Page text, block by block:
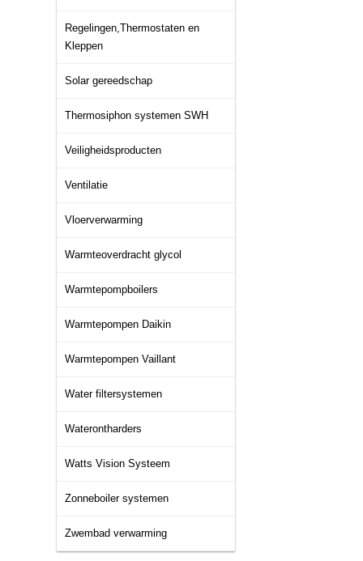
Regelingen,Thermostaten en
Kleppen
Solar gereedschap
Thermosiphon systemen SWH
Veiligheidsproducten
Ventilatie
Vloerverwarming
Warmteoverdracht glycol
Warmtepompboilers
Warmtepompen Daikin
Warmtepompen Vaillant
Water filtersystemen
Waterontharders
Watts Vision Systeem
Zonneboiler systemen
Zwembad verwarming